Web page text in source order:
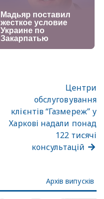
Центри
обслуговування
клієнтів “Газмереж” у
Харкові надали понад
122 тисячі
консультацій
Архів випусків